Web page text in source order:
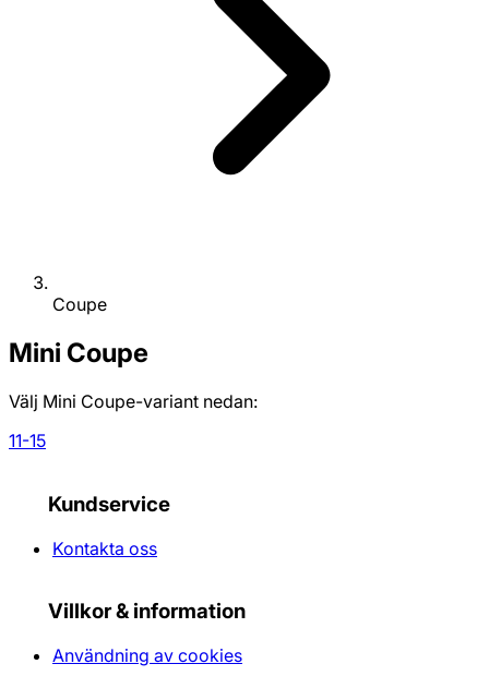
Coupe
Mini Coupe
Välj Mini Coupe-variant nedan:
11-15
Kundservice
Kontakta oss
Villkor & information
Användning av cookies